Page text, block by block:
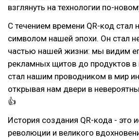
взглянуть на технологии по-
С течением времени QR-код стал
символом нашей эпохи. Он стал
частью нашей жизни: мы видим
рекламных щитов до продуктов в
стал нашим проводником в мир
открывая нам двери в
👍
История создания QR-кода - это
революции и великого